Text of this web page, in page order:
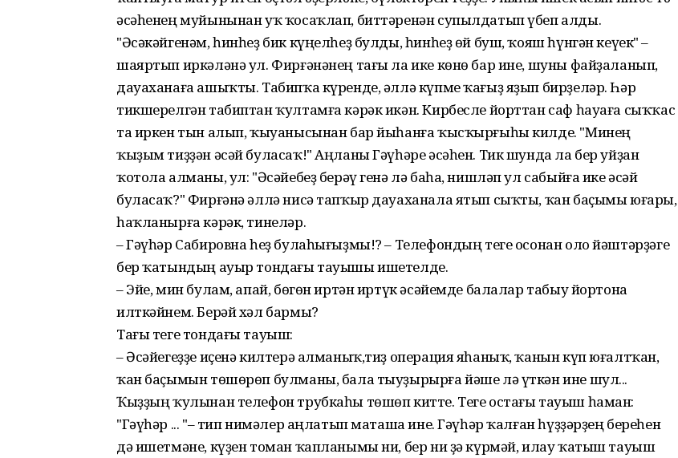
әсәһенең муйынынан уҡ ҡосаҡлап, биттәренән супылдатып үбеп алды.
"Әсәкәйгенәм, һинһеҙ бик күңелһеҙ булды, һинһеҙ өй буш, ҡояш һүнгән кеүек" –
шаяртып иркәләнә ул. Фирғәнәнең тағы ла ике көнө бар ине, шуны файҙаланып,
дауаханаға ашыҡты. Табипҡа күренде, әллә күпме ҡағыҙ яҙып бирҙеләр. Һәр
тикшерелгән табиптан ҡултамға кәрәк икән. Кирбесле йорттан саф һауаға сыҡҡас
та иркен тын алып, ҡыуанысынан бар йыһанға ҡысҡырғыһы килде. "Минең
ҡыҙым тиҙҙән әсәй буласаҡ!" Аңланы Гәүһәре әсәһен. Тик шунда ла бер уйҙан
ҡотола алманы, ул: "Әсәйебеҙ берәү генә лә баһа, нишләп ул сабыйға ике әсәй
буласаҡ?" Фирғәнә әллә нисә тапҡыр дауаханала ятып сыҡты, ҡан баҫымы юғары,
һаҡланырға кәрәк, тинеләр.
– Гәүһәр Сабировна һеҙ булаһығыҙмы!? – Телефондың теге осонан оло йәштәрҙәге
бер ҡатындың ауыр тондағы тауышы ишетелде.
– Эйе, мин булам, апай, бөгөн иртән иртүк әсәйемде балалар табыу йортона
илткәйнем. Берәй хәл бармы?
Тағы теге тондағы тауыш:
– Әсәйегеҙҙе иҫенә килтерә ал­маныҡ,тиҙ операция яһаныҡ, ҡанын күп юғалтҡан,
ҡан баҫымын төшөрөп булма­ны, бала тыуҙырырға йәше лә үткән ине шул...
Ҡыҙҙың ҡулынан телефон трубкаһы төшөп китте. Теге остағы тауыш һаман:
"Гәүһәр ... "– тип нимәлер аңлатып маташа ине. Гәүһәр ҡалған һүҙҙәрҙең береһен
дә ишетмәне, күҙен томан ҡапланымы ни, бер ни ҙә күрмәй, илау ҡатыш тауыш